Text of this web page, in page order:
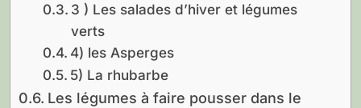
3 ) Les salades d’hiver et légumes
verts
4) les Asperges
5) La rhubarbe
Les légumes à faire pousser dans le